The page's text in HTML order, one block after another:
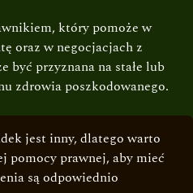
który pomoże w
oraz w negocjacjach z
być przyznana na stałe lub
zdrowia poszkodowanego.
jest inny, dlatego warto
pomocy prawnej, aby mieć
są odpowiednio